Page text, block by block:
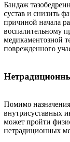
Бандаж
сустав и снизить
причиной начала
воспалительному
медикаментозной
поврежденного
Помимо
внутрисуставных
может пройти
нетрадиционных